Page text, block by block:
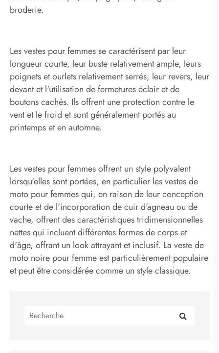
broderie.
Les vestes pour femmes se caractérisent par leur
longueur courte, leur buste relativement ample, leurs
poignets et ourlets relativement serrés, leur revers, leur
devant et l'utilisation de fermetures éclair et de
boutons cachés. Ils offrent une protection contre le
vent et le froid et sont généralement portés au
printemps et en automne.
Les vestes pour femmes offrent un style polyvalent
lorsqu'elles sont portées, en particulier les vestes de
moto pour femmes qui, en raison de leur conception
courte et de l'incorporation de cuir d'agneau ou de
vache, offrent des caractéristiques tridimensionnelles
nettes qui incluent différentes formes de corps et
d'âge, offrant un look attrayant et inclusif. La veste de
moto noire pour femme est particulièrement populaire
et peut être considérée comme un style classique.